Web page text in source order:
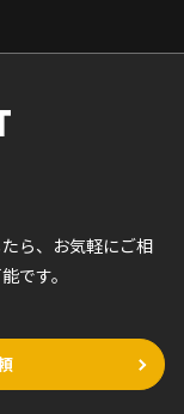
ら、お気軽にご相
です。